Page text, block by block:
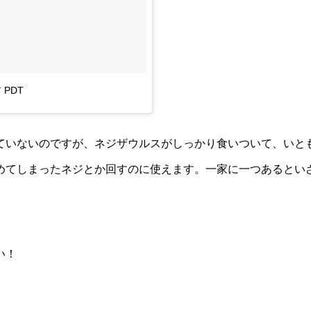
PDT
ないのですが、ネジザウルスがしっかり食いついて、いと
しまったネジとか回すのに使えます。一家に一つあるとい